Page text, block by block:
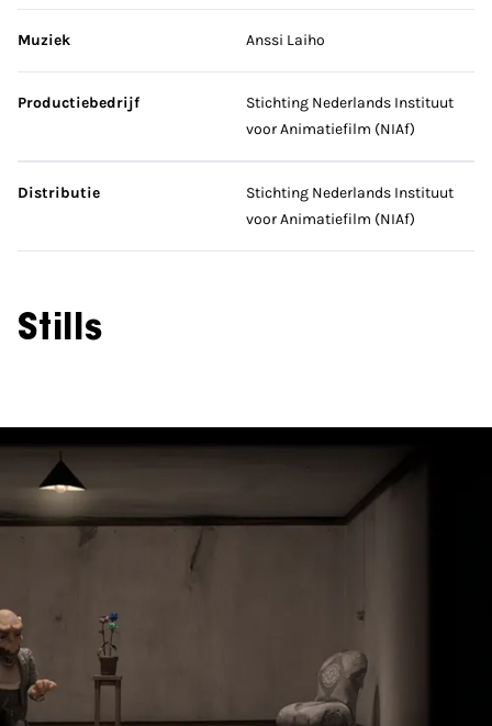
Muziek Anssi Laiho
Productiebedrijf
Stichting Nederlands Instituut
voor Animatiefilm (NIAf)
Distributie
Stichting Nederlands Instituut
voor Animatiefilm (NIAf)
Stills